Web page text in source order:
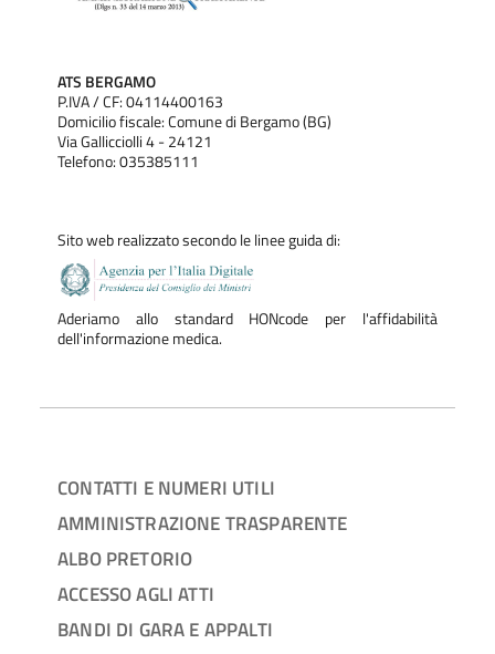
ATS BERGAMO
P.IVA / CF: 04114400163
Domicilio fiscale: Comune di Bergamo (BG)
Via Gallicciolli 4 - 24121
Telefono: 035385111
Sito web realizzato secondo le linee guida di:
Aderiamo allo standard HONcode per l'affidabilità
dell'informazione medica.
CONTATTI E NUMERI UTILI
AMMINISTRAZIONE TRASPARENTE
ALBO PRETORIO
ACCESSO AGLI ATTI
BANDI DI GARA E APPALTI